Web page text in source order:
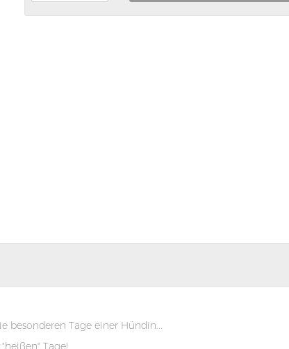
besonderen Tage einer Hündin...
Tage!